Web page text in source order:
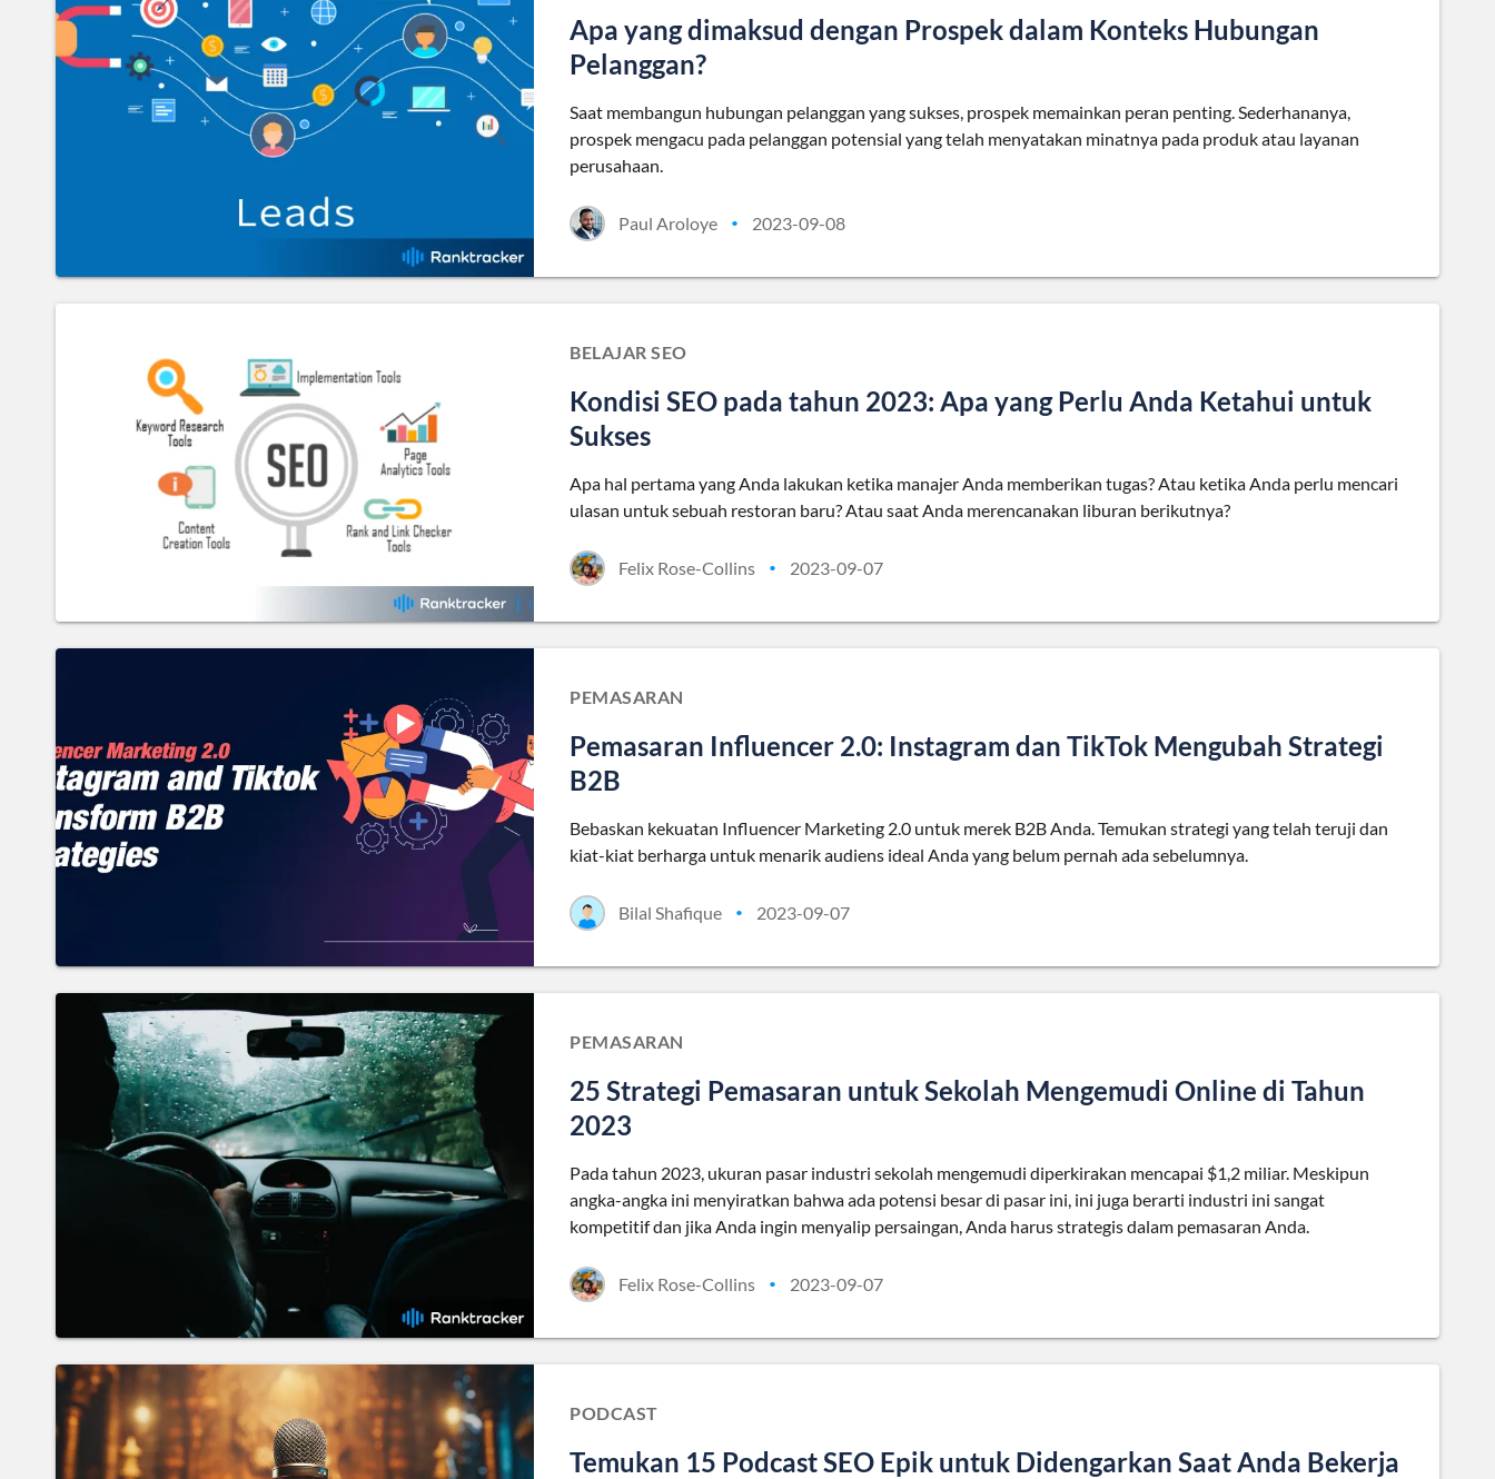
Apa yang dimaksud dengan Prospek dalam Konteks Hubungan
Pelanggan?
Saat membangun hubungan pelanggan yang sukses, prospek memainkan peran penting. Sederhananya,
prospek mengacu pada pelanggan potensial yang telah menyatakan minatnya pada produk atau layanan
perusahaan.
Paul Aroloye • 2023-09-08
BELAJAR SEO
Kondisi SEO pada tahun 2023: Apa yang Perlu Anda Ketahui untuk
Sukses
Apa hal pertama yang Anda lakukan ketika manajer Anda memberikan tugas? Atau ketika Anda perlu mencari
ulasan untuk sebuah restoran baru? Atau saat Anda merencanakan liburan berikutnya?
Felix Rose-Collins • 2023-09-07
PEMASARAN
Pemasaran Influencer 2.0: Instagram dan TikTok Mengubah Strategi
B2B
Bebaskan kekuatan Influencer Marketing 2.0 untuk merek B2B Anda. Temukan strategi yang telah teruji dan
kiat-kiat berharga untuk menarik audiens ideal Anda yang belum pernah ada sebelumnya.
Bilal Shafique • 2023-09-07
PEMASARAN
25 Strategi Pemasaran untuk Sekolah Mengemudi Online di Tahun
2023
Pada tahun 2023, ukuran pasar industri sekolah mengemudi diperkirakan mencapai $1,2 miliar. Meskipun
angka-angka ini menyiratkan bahwa ada potensi besar di pasar ini, ini juga berarti industri ini sangat
kompetitif dan jika Anda ingin menyalip persaingan, Anda harus strategis dalam pemasaran Anda.
Felix Rose-Collins • 2023-09-07
PODCAST
Temukan 15 Podcast SEO Epik untuk Didengarkan Saat Anda Bekerja